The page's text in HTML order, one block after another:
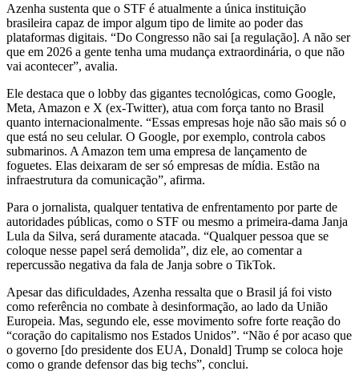
Azenha sustenta que o STF é atualmente a única instituição
brasileira capaz de impor algum tipo de limite ao poder das
plataformas digitais. “Do Congresso não sai [a regulação]. A não ser
que em 2026 a gente tenha uma mudança extraordinária, o que não
vai acontecer”, avalia.
Ele destaca que o lobby das gigantes tecnológicas, como Google,
Meta, Amazon e X (ex-Twitter), atua com força tanto no Brasil
quanto internacionalmente. “Essas empresas hoje não são mais só o
que está no seu celular. O Google, por exemplo, controla cabos
submarinos. A Amazon tem uma empresa de lançamento de
foguetes. Elas deixaram de ser só empresas de mídia. Estão na
infraestrutura da comunicação”, afirma.
Para o jornalista, qualquer tentativa de enfrentamento por parte de
autoridades públicas, como o STF ou mesmo a primeira-dama Janja
Lula da Silva, será duramente atacada. “Qualquer pessoa que se
coloque nesse papel será demolida”, diz ele, ao comentar a
repercussão negativa da fala de Janja sobre o TikTok.
Apesar das dificuldades, Azenha ressalta que o Brasil já foi visto
como referência no combate à desinformação, ao lado da União
Europeia. Mas, segundo ele, esse movimento sofre forte reação do
“coração do capitalismo nos Estados Unidos”. “Não é por acaso que
o governo [do presidente dos EUA, Donald] Trump se coloca hoje
como o grande defensor das big techs”, conclui.